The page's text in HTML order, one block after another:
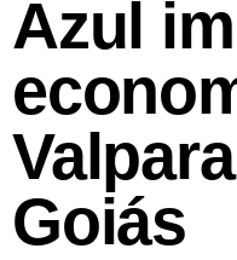
Azul
Goiás